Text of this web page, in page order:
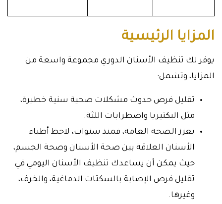
المزايا الرئيسية
يوفر لك تنظيف الأسنان الدوري مجموعة واسعة من
المزايا، وتشمل:
تقليل فرص حدوث مشكلات صحية سنية خطيرة،
مثل البكتيريا واضطرابات اللثة.
يعزز الصحة العامة، فمنذ سنوات، لاحظ أطباء
الأسنان العلاقة بين صحة الأسنان وصحة الجسم،
حيث يمكن أن يساعدك تنظيف الأسنان اليومي في
تقليل فرص الإصابة بالسكتات الدماغية، والخرف،
وغيرها.